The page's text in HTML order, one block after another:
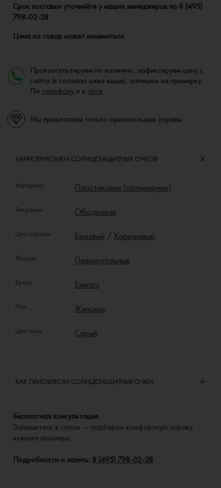
Cрок поставки уточняйте у наших менеджеров по 8 (495)
798-02-28
Цена на товар может измениться
Проконсультируем по наличию, зафиксируем цену с
сайта (в салонах цена выше), запишем на примерку.
По телефону и в чате
Мы предлагаем только оригинальные оправы
ХАРАКТЕРИСТИКИ СОЛНЦЕЗАЩИТНЫХ ОЧКОВ
Материал: Пластиковые (полимерные)
Тип рамки: Ободковая
Цвет оправы: Бежевый / Коричневый
Форма: Прямоугольные
Бренд: Exenza
Пол: Женские
Цвет линз: Серый
КАК ПРИОБРЕСТИ СОЛНЦЕЗАЩИТНЫЕ ОЧКИ
Бесплатная консультация.
Запишитесь в салон — подберем комфортную оправу
нужного размера.
Подробности и запись: 8 (495) 798-02-28